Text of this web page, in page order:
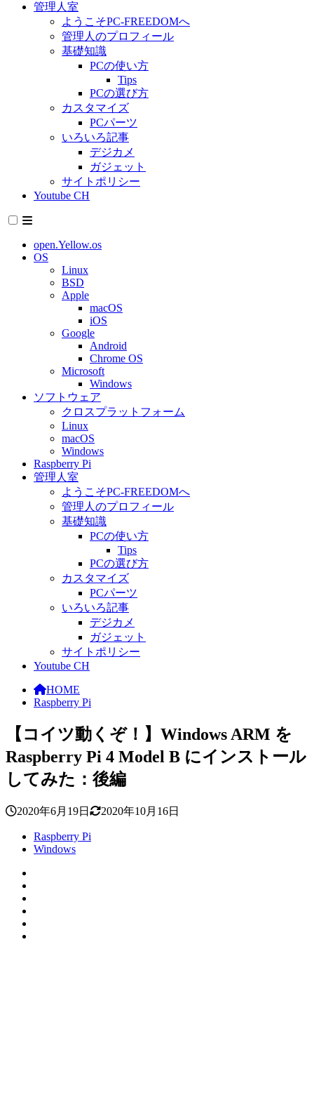
管理人室
ようこそPC-FREEDOMへ
管理人のプロフィール
基礎知識
PCの使い方
Tips
PCの選び方
カスタマイズ
PCパーツ
いろいろ記事
デジカメ
ガジェット
サイトポリシー
Youtube CH
open.Yellow.os
OS
Linux
BSD
Apple
macOS
iOS
Google
Android
Chrome OS
Microsoft
Windows
ソフトウェア
クロスプラットフォーム
Linux
macOS
Windows
Raspberry Pi
管理人室
ようこそPC-FREEDOMへ
管理人のプロフィール
基礎知識
PCの使い方
Tips
PCの選び方
カスタマイズ
PCパーツ
いろいろ記事
デジカメ
ガジェット
サイトポリシー
Youtube CH
HOME
Raspberry Pi
【コイツ動くぞ！】Windows ARM を
Raspberry Pi 4 Model B にインストール
してみた：後編
2020年6月19日 2020年10月16日
Raspberry Pi
Windows